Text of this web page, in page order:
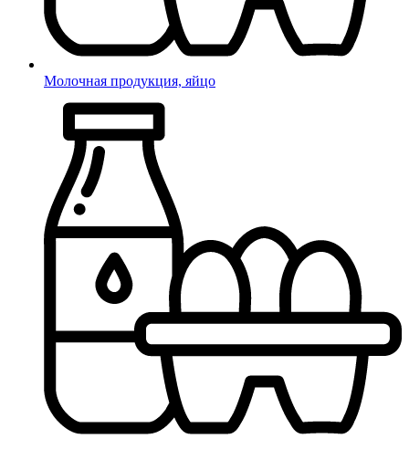
Молочная продукция, яйцо